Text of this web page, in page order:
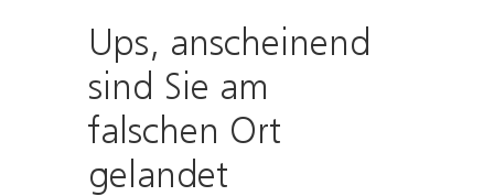
Ups, anscheinend
sind Sie am
falschen Ort
gelandet